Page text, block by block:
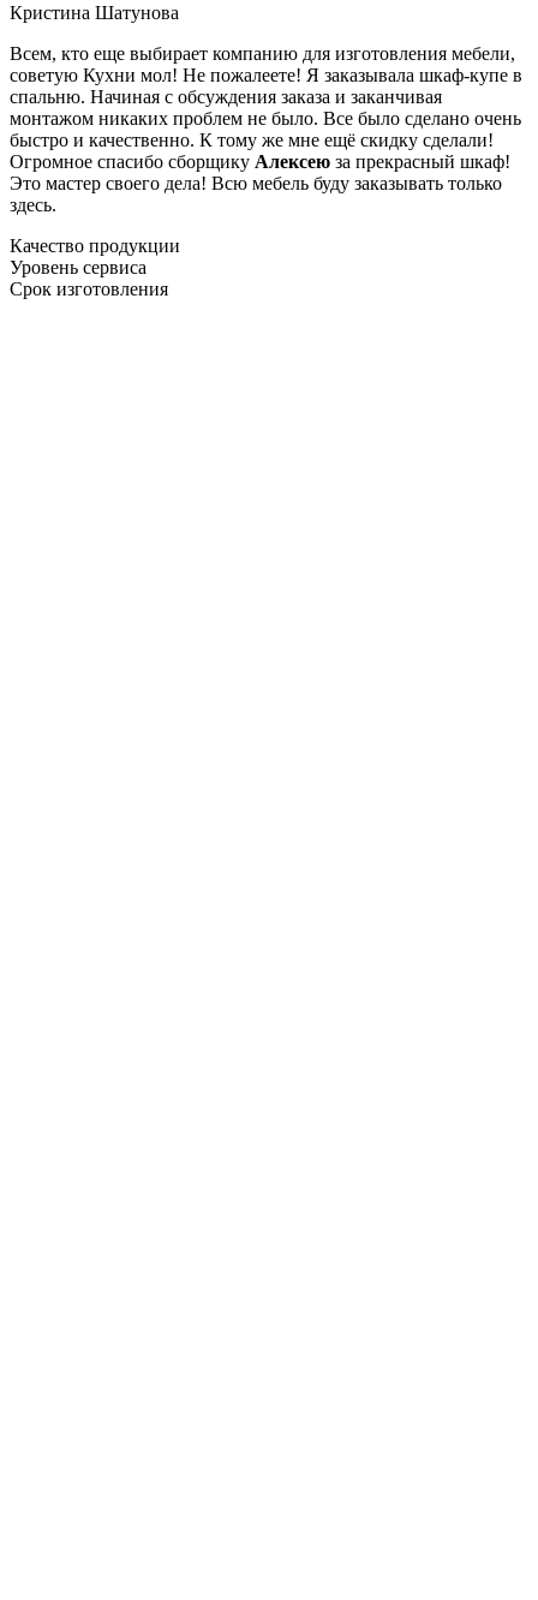
Кристина Шатунова
Всем, кто еще выбирает компанию для изготовления мебели,
советую Кухни мол! Не пожалеете! Я заказывала шкаф-купе в
спальню. Начиная с обсуждения заказа и заканчивая
монтажом никаких проблем не было. Все было сделано очень
быстро и качественно. К тому же мне ещё скидку сделали!
Огромное спасибо сборщику Алексею за прекрасный шкаф!
Это мастер своего дела! Всю мебель буду заказывать только
здесь.
Качество продукции
Уровень сервиса
Срок изготовления